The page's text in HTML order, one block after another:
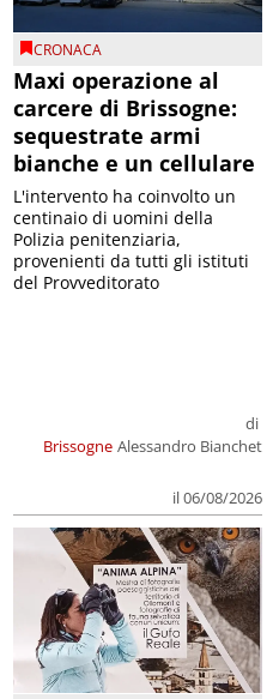
CRONACA
Maxi operazione al
carcere di Brissogne:
sequestrate armi
bianche e un cellulare
Brissogne
di
Alessandro Bianchet
il 06/08/2026
L'intervento ha coinvolto un
centinaio di uomini della
Polizia penitenziaria,
provenienti da tutti gli istituti
del Provveditorato